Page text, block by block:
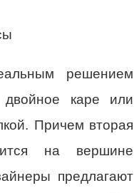
решением
каре или
Причем вторая
на вершине
предлагают